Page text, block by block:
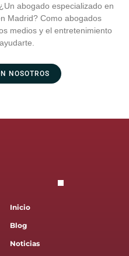
abogado especializado en
Madrid? Como abogados
medios y el entretenimiento
NOSOTROS
Inicio
Blog
Noticias